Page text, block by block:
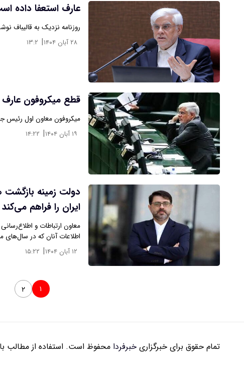
عارف استعفا داده
روزنامه نزدیک به قالیباف
۲۸ آبان ۱۴۰۴ | ۱۳:۲
قطع میکروفون
میکروفون معاون اول
۱۹ آبان ۱۴۰۴ | ۱۴:۲۲
دولت زمینه بازگشت
ایران را فراهم می‌کند
معاون ارتباطات و
اطلاعات آنان که در سال‌های
۱۲ آبان ۱۴۰۴ | ۱۵:۲۲
۱ ۲
تمام حقوق برای خبرگزاری خبرفردا محفوظ است. استفاده از مطالب